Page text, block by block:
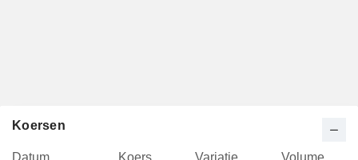
Koersen
Datum Koers Variatie
Volume